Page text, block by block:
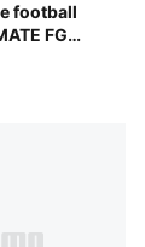
football
FG
Black-